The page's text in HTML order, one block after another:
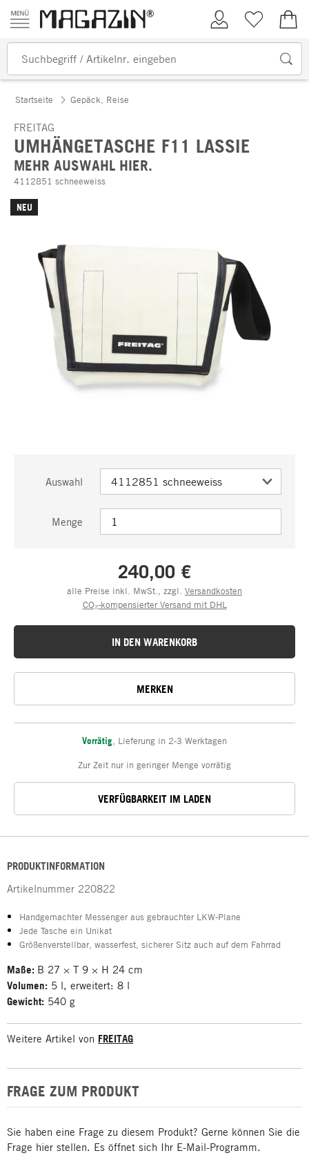
Zum Inhalt springen
Kundenkonto
Merkliste
Startseite Gepäck, Reise
FREITAG
UMHÄNGETASCHE F11 LASSIE
MEHR AUSWAHL HIER.
4112851 schneeweiss
NEU
Auswahl
Menge
240,00 €
alle Preise inkl. MwSt., zzgl. Versandkosten
CO₂-kompensierter Versand mit DHL
IN DEN WARENKORB
MERKEN
Vorrätig Lieferung in 2-3 Werktagen
Zur Zeit nur in geringer Menge vorrätig
VERFÜGBARKEIT IM LADEN
PRODUKTINFORMATION
Artikelnummer 220822
Handgemachter Messenger aus gebrauchter LKW-Plane
Jede Tasche ein Unikat
Größenverstellbar, wasserfest, sicherer Sitz auch auf dem Fahrrad
Maße: B 27 × T 9 × H 24 cm
Volumen: 5 l, erweitert: 8 l
Gewicht: 540 g
Weitere Artikel von FREITAG
FRAGE ZUM PRODUKT
Sie haben eine Frage zu diesem Produkt? Gerne können Sie die
Frage hier stellen. Es öffnet sich Ihr E-Mail-Programm.